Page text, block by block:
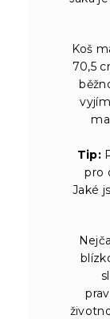
Koš
70,5
Tip:
pro
Jaké